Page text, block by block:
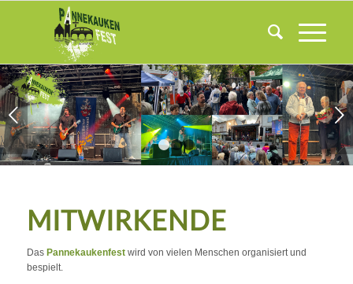
Weiter
1 2 3
MITWIRKENDE
Das Pannekaukenfestwird von vielen Menschen organisiert und
bespielt.